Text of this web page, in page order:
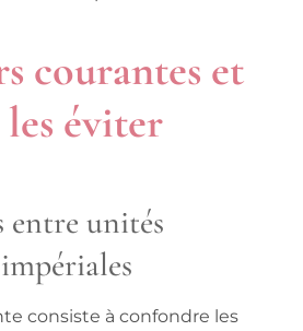
courantes et
éviter
entre unités
consiste à confondre les